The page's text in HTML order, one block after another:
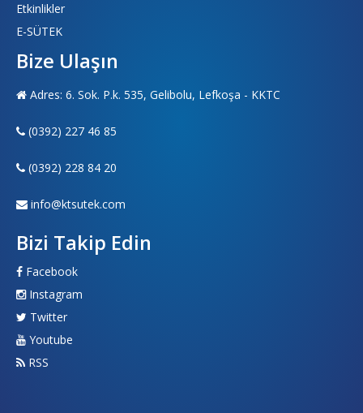
Etkinlikler
E-SÜTEK
Bize Ulaşın
Adres: 6. Sok. P.k. 535, Gelibolu, Lefkoşa - KKTC
(0392) 227 46 85
(0392) 228 84 20
info@ktsutek.com
Bizi Takip Edin
Facebook
Instagram
Twitter
Youtube
RSS